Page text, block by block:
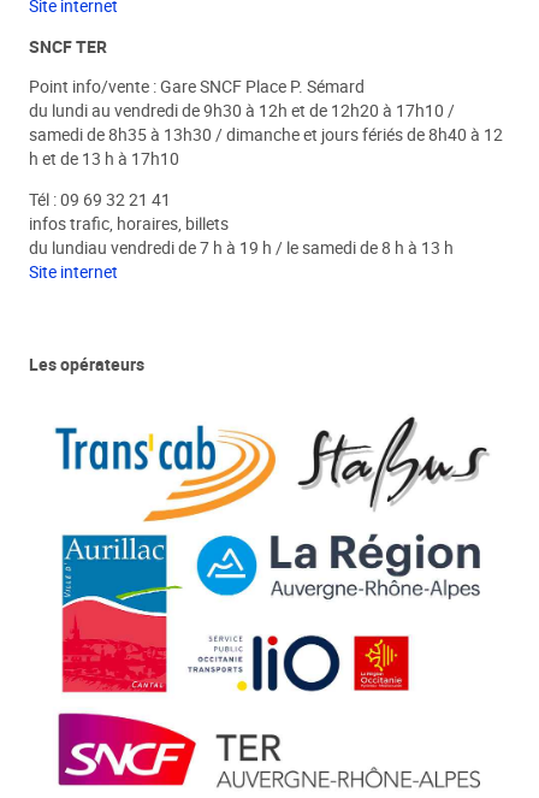
Site internet
SNCF TER
Point info/vente : Gare SNCF Place P. Sémard
du lundi au vendredi de 9h30 à 12h et de 12h20 à 17h10 /
samedi de 8h35 à 13h30 / dimanche et jours fériés de 8h40 à 12
h et de 13 h à 17h10
Tél : 09 69 32 21 41
infos trafic, horaires, billets
du lundiau vendredi de 7 h à 19 h / le samedi de 8 h à 13 h
Site internet
Les opérateurs